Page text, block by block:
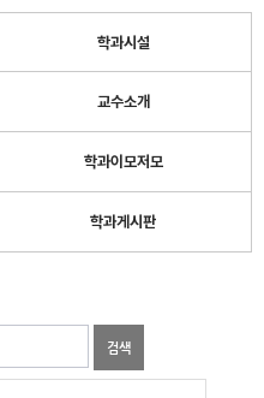
학과시설
교수소개
학과이모저모
학과게시판
검색